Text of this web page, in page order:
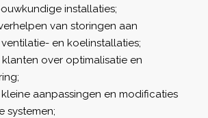
installaties;
van storingen aan
en koelinstallaties;
over optimalisatie en
aanpassingen en modificaties
systemen;